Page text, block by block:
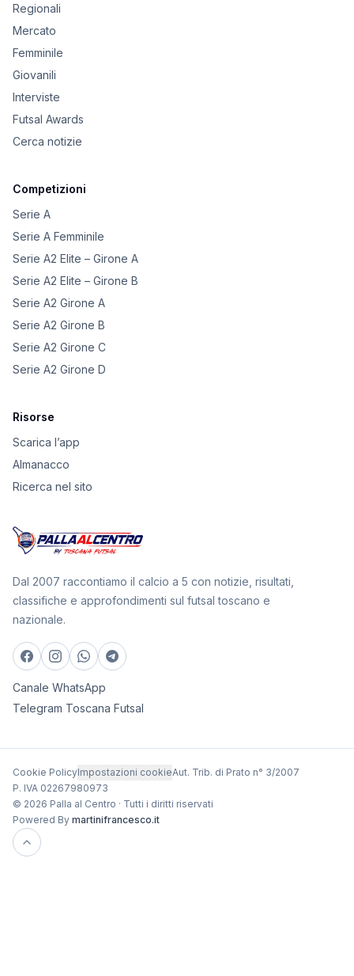
Regionali
Mercato
Femminile
Giovanili
Interviste
Futsal Awards
Cerca notizie
Competizioni
Serie A
Serie A Femminile
Serie A2 Elite – Girone A
Serie A2 Elite – Girone B
Serie A2 Girone A
Serie A2 Girone B
Serie A2 Girone C
Serie A2 Girone D
Risorse
Scarica l’app
Almanacco
Ricerca nel sito
Dal 2007 raccontiamo il calcio a 5 con notizie, risultati,
classifiche e approfondimenti sul futsal toscano e
nazionale.
Canale WhatsApp
Telegram Toscana Futsal
Cookie PolicyImpostazioni cookieAut. Trib. di Prato n° 3/2007
P. IVA 02267980973
© 2026 Palla al Centro · Tutti i diritti riservati
Powered By martinifrancesco.it